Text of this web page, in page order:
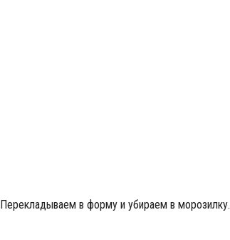
Перекладываем в форму и убираем в морозилку.